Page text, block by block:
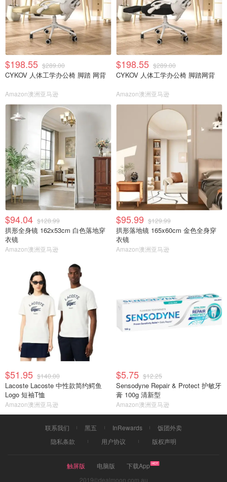
$198.55 $289.00
CYKOV 人体工学办公椅 脚踏 网背
Amazon澳洲亚马逊
$198.55 $289.00
CYKOV 人体工学办公椅 脚踏网背
Amazon澳洲亚马逊
$94.04 $128.99
拱形全身镜 162x53cm 白色落地穿
衣镜
Amazon澳洲亚马逊
$95.99 $129.99
拱形落地镜 165x60cm 金色全身穿
衣镜
Amazon澳洲亚马逊
$51.95 $140.00
Lacoste Lacoste 中性款简约鳄鱼
Logo 短袖T恤
Amazon澳洲亚马逊
$5.75 $12.25
Sensodyne Repair & Protect 护敏牙
膏 100g 清新型
Amazon澳洲亚马逊
联系我们 黑五 InRewards
饭团外卖
隐私条款
用户协议 版权声明
触屏版 电脑版
下载App
2019©dealmoon.com.au